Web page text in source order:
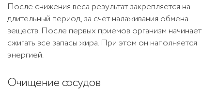
После снижения веса результат закрепляется на
длительный период, за счет налаживания обмена
веществ. После первых приемов организм начинает
сжигать все запасы жира. При этом он наполняется
энергией.
Очищение сосудов